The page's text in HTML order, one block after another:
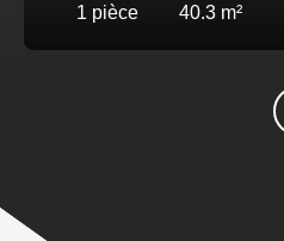
1 pièce 40.3 m²